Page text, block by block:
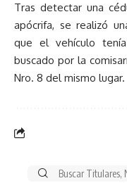
Tras detectar una
apócrifa, se realizó
que el vehículo
buscado por la
Nro. 8 del mismo lugar.
Buscar